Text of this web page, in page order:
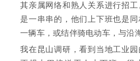
其亲属网络和熟人关系进行招
是一串串的，他们上下班也是
一辆车，或结伴骑电动车，与沿
我在昆山调研，看到当地工业